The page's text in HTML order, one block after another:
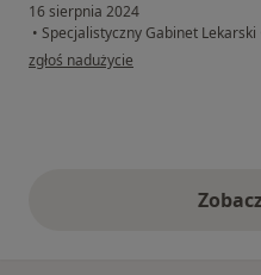
16 sierpnia 2024
• Specjalistyczny Gabinet Lekarski
w opinii użytkownika Agnieszka
zgłoś nadużycie